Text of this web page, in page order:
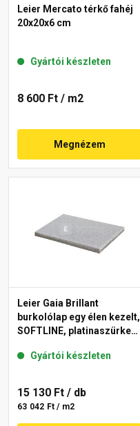
Leier Mercato térkő fahéj
20x20x6 cm
Gyártói készleten
8 600 Ft / m2
Megnézem
Leier Gaia Brillant
burkolólap egy élen kezelt,
SOFTLINE, platinaszürke
Gyártói készleten
15 130 Ft / db
63 042 Ft / m2